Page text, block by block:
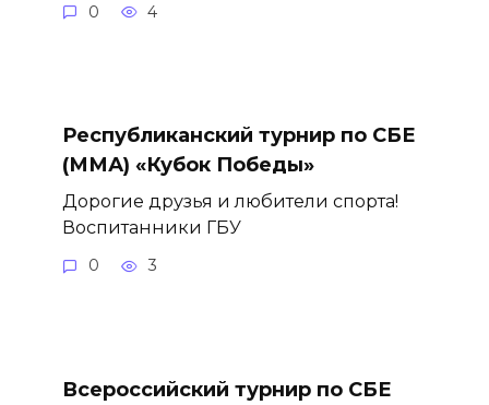
0 4
Республиканский турнир по СБЕ
(ММА) «Кубок Победы»
Дорогие друзья и любители спорта!
Воспитанники ГБУ
0 3
Всероссийский турнир по СБЕ